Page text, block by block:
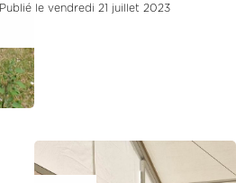
Publié le vendredi 21 juillet 2023